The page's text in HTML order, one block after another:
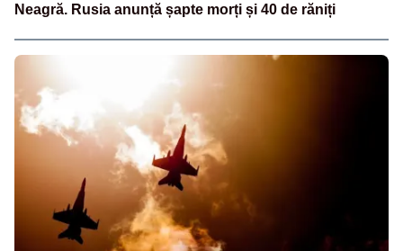
Neagră. Rusia anunță șapte morți și 40 de răniți